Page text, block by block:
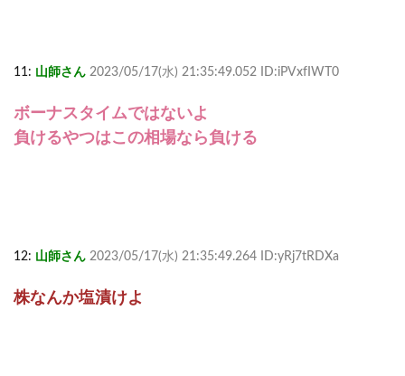
11: 山師さん 2023/05/17(水) 21:35:49.052 ID:iPVxfIWT0
ボーナスタイムではないよ
負けるやつはこの相場なら負ける
12: 山師さん 2023/05/17(水) 21:35:49.264 ID:yRj7tRDXa
株なんか塩漬けよ